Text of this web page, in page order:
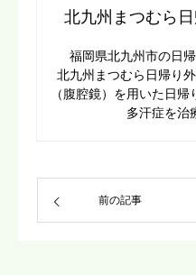
北九州まつむら
福岡県北九州市の日
北九州まつむら日帰り
（腹腔鏡）を用いた日
多汗症を治
前の記事